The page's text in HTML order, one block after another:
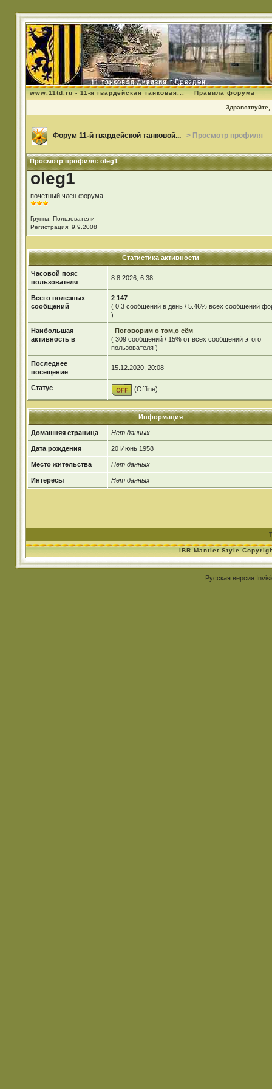
www.11td.ru - 11-я гвардейская танковая... Правила форума
Здравствуйте,
Форум 11-й гвардейской танковой... > Просмотр профиля
Просмотр профиля: oleg1
oleg1
почетный член форума
Группа: Пользователи
Регистрация: 9.9.2008
Статистика активности
Часовой пояс
пользователя
8.8.2026, 6:38
Всего полезных
сообщений
2 147
( 0.3 сообщений в день / 5.46% всех сообщений
)
Наибольшая
активность в
Поговорим о том,о сём
( 309 сообщений / 15% от всех сообщений этого
пользователя )
Последнее
посещение
15.12.2020, 20:08
Статус (Offline)
Информация
Домашняя страница Нет данных
Дата рождения 20 Июнь 1958
Место жительства Нет данных
Интересы Нет данных
IBR Mantlet Style
Русская версия